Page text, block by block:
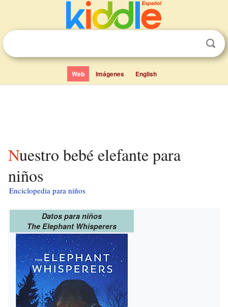
Web Imágenes English
Nuestro bebé elefante para
niños
Enciclopedia para niños
Datos para niños
The Elephant Whisperers